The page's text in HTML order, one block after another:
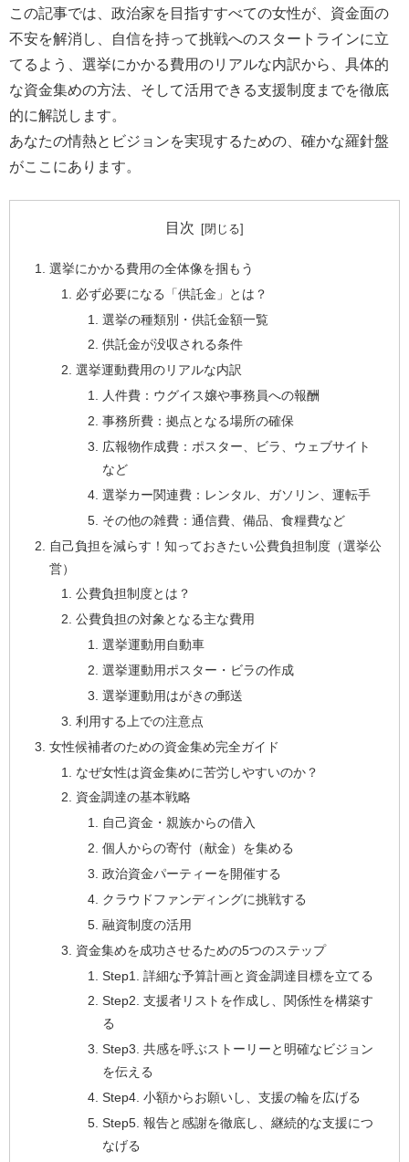
この記事では、政治家を目指すすべての女性が、資金面の
不安を解消し、自信を持って挑戦へのスタートラインに立
てるよう、選挙にかかる費用のリアルな内訳から、具体的
な資金集めの方法、そして活用できる支援制度までを徹底
的に解説します。
あなたの情熱とビジョンを実現するための、確かな羅針盤
がここにあります。
目次
選挙にかかる費用の全体像を掴もう
必ず必要になる「供託金」とは？
選挙の種類別・供託金額一覧
供託金が没収される条件
選挙運動費用のリアルな内訳
人件費：ウグイス嬢や事務員への報酬
事務所費：拠点となる場所の確保
広報物作成費：ポスター、ビラ、ウェブサイト
など
選挙カー関連費：レンタル、ガソリン、運転手
その他の雑費：通信費、備品、食糧費など
自己負担を減らす！知っておきたい公費負担制度（選挙公
営）
公費負担制度とは？
公費負担の対象となる主な費用
選挙運動用自動車
選挙運動用ポスター・ビラの作成
選挙運動用はがきの郵送
利用する上での注意点
女性候補者のための資金集め完全ガイド
なぜ女性は資金集めに苦労しやすいのか？
資金調達の基本戦略
自己資金・親族からの借入
個人からの寄付（献金）を集める
政治資金パーティーを開催する
クラウドファンディングに挑戦する
融資制度の活用
資金集めを成功させるための5つのステップ
Step1. 詳細な予算計画と資金調達目標を立てる
Step2. 支援者リストを作成し、関係性を構築す
る
Step3. 共感を呼ぶストーリーと明確なビジョン
を伝える
Step4. 小額からお願いし、支援の輪を広げる
Step5. 報告と感謝を徹底し、継続的な支援につ
なげる